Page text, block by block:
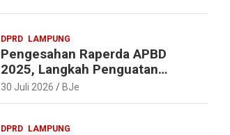
t
DPRD LAMPUNG
Pengesahan Raperda APBD
2025, Langkah Penguatan
Akuntabilitas dan
Pembangunan Lampung
30 Juli 2026 BJe
DPRD LAMPUNG